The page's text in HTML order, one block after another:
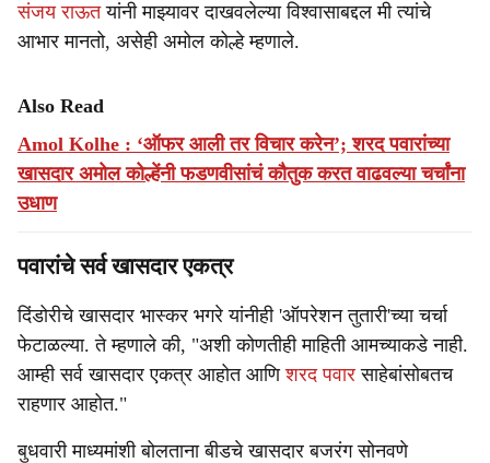
संजय राऊतयांनी माझ्यावर दाखवलेल्या विश्वासाबद्दल मी त्यांचे
आभार मानतो, असेही अमोल कोल्हे म्हणाले.
Also Read
Amol Kolhe : ‘ऑफर आली तर विचार करेन’; शरद पवारांच्या
खासदार अमोल कोल्हेंनी फडणवीसांचं कौतुक करत वाढवल्या चर्चांना
उधाण
पवारांचे सर्व खासदार एकत्र
दिंडोरीचे खासदार भास्कर भगरे यांनीही 'ऑपरेशन तुतारी'च्या चर्चा
फेटाळल्या. ते म्हणाले की, "अशी कोणतीही माहिती आमच्याकडे नाही.
आम्ही सर्व खासदार एकत्र आहोत आणिशरद पवार साहेबांसोबतच
राहणार आहोत."
बुधवारी माध्यमांशी बोलताना बीडचे खासदार बजरंग सोनवणे